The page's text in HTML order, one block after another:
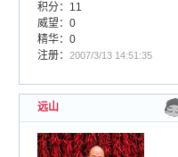
积分：11
威望：0
精华：0
注册：
2007/3/13 14:51:35
远山